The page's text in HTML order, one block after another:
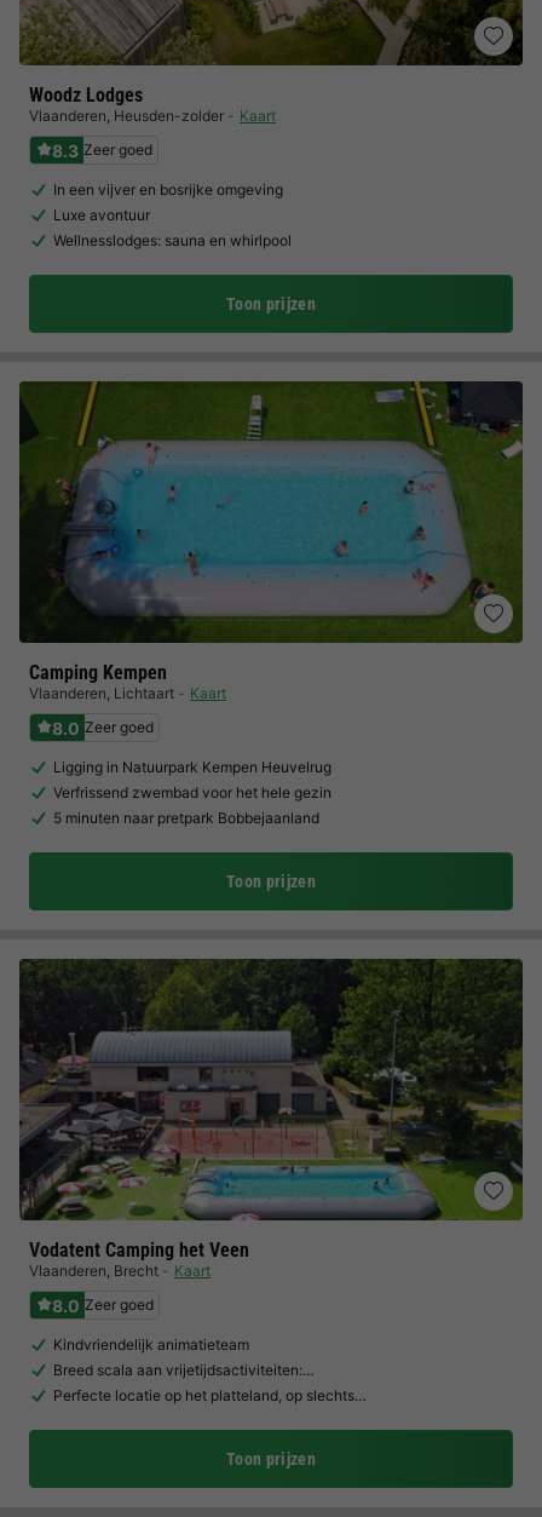
Woodz Lodges
Vlaanderen, Heusden-zolder Kaart
8.3 Zeer goed
In een vijver en bosrijke omgeving
Luxe avontuur
Wellnesslodges: sauna en whirlpool
Toon prijzen
Camping Kempen
Vlaanderen, Lichtaart Kaart
8.0 Zeer goed
Ligging in Natuurpark Kempen Heuvelrug
Verfrissend zwembad voor het hele gezin
5 minuten naar pretpark Bobbejaanland
Toon prijzen
Vodatent Camping het Veen
Vlaanderen, Brecht Kaart
8.0 Zeer goed
Kindvriendelijk animatieteam
Breed scala aan vrijetijdsactiviteiten:…
Perfecte locatie op het platteland, op slechts…
Toon prijzen